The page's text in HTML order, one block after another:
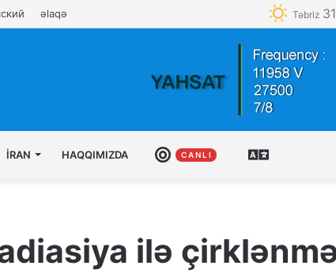
əlaqə Təbriz 31
İRAN HAQQIMIZDA CANLI
C A N L I
ilə